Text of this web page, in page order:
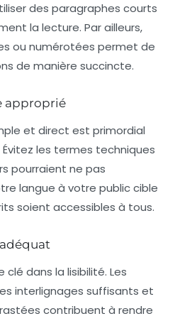
des paragraphes courts
la lecture. Par ailleurs,
ou numérotées permet de
de manière succincte.
approprié
et direct est primordial
les termes techniques
pourraient ne pas
langue à votre public cible
soient accessibles à tous.
clé dans la lisibilité. Les
interlignages suffisants et
contribuent à rendre